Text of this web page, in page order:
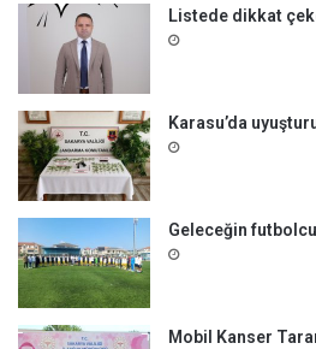
Listede dikkat
Karasu’da
Geleceğin
Mobil Kanser